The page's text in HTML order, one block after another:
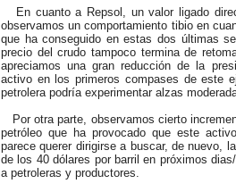
En cuanto a Repsol, un valor ligado
observamos un comportamiento tibio en
que ha conseguido en estas dos últimas
precio del crudo tampoco termina de
apreciamos una gran reducción de la
activo en los primeros compases de este
petrolera podría experimentar alzas
Por otra parte, observamos cierto
petróleo que ha provocado que este
parece querer dirigirse a buscar, de nuevo,
de los 40 dólares por barril en próximos
a petroleras y productores.